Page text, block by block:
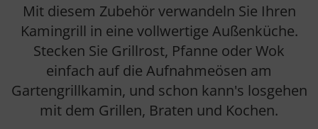
Mit diesem Zubehör verwandeln Sie Ihren
Kamingrill in eine vollwertige Außenküche.
Stecken Sie Grillrost, Pfanne oder Wok
einfach auf die Aufnahmeösen am
Gartengrillkamin, und schon kann's losgehen
mit dem Grillen, Braten und Kochen.